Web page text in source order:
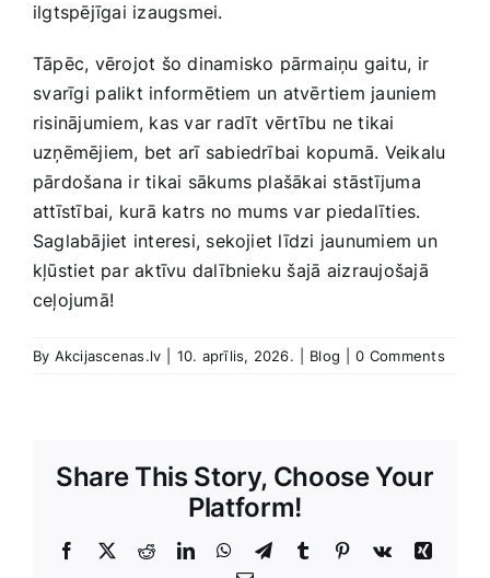
ilgtspējīgai izaugsmei.
Tāpēc, vērojot šo dinamisko pārmaiņu gaitu,⁤ ir
⁣svarīgi ⁢palikt informētiem un atvērtiem jauniem
risinājumiem, kas var radīt vērtību ne tikai
uzņēmējiem, bet arī sabiedrībai kopumā.‌ Veikalu
pārdošana ir tikai sākums plašākai ‌stāstījuma
attīstībai, kurā​ katrs no mums var piedalīties.
Saglabājiet interesi, sekojiet līdzi jaunumiem un
kļūstiet par aktīvu dalībnieku ‍šajā⁣ aizraujošajā
ceļojumā!
By Akcijascenas.lv 10. aprīlis, 2026. Blog 0 Comments
Share This Story, Choose Your
Platform!
Facebook
X RedditLinkedInWhatsApp
TelegramTumblr Pinterest
Vk
Xing